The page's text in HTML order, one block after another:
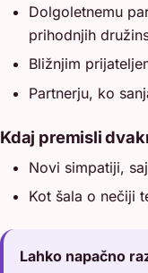
Dolgoletnemu
prihodnjih
Bližnjim
Partnerju, ko
Kdaj premisli
Novi simpatiji,
Kot šala o nečiji
Lahko napačno